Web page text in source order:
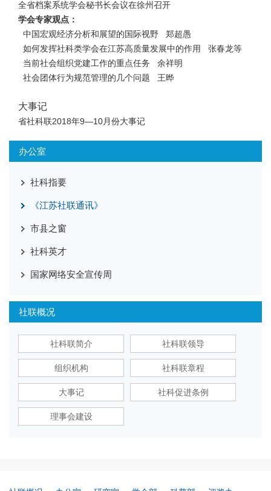
全省档案系统学会秘书长会议在徐州召开
学会专家观点：
中国宏观经济分析和展望的国际视野 郑超愚
如何发挥社科类学会在江苏高质量发展中的作用 张春龙等
当前社会组织党建工作的重点任务 余祥明
社会团体行为规范管理的几个问题 王晔
大事记
省社科联2018年9—10月份大事记
办公室
社科指要
《江苏社联通讯》
市县之窗
社科英才
国家网络安全宣传周
社联概况
社科联简介 社科联领导
组织机构 社科联章程
大事记 社科促进条例
理事会建设